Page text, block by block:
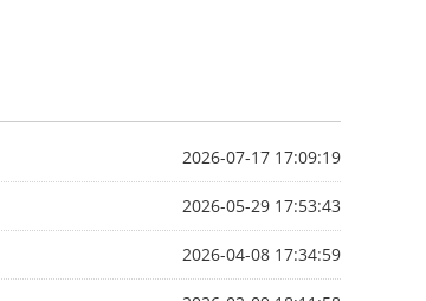
2026-07-17 17:09:19
2026-05-29 17:53:43
2026-04-08 17:34:59